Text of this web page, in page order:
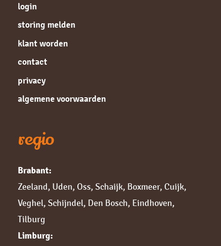
login
storing melden
klant worden
contact
privacy
algemene voorwaarden
regio
Brabant:
Zeeland, Uden, Oss, Schaijk, Boxmeer, Cuijk,
Veghel, Schijndel, Den Bosch, Eindhoven,
Tilburg
Limburg: